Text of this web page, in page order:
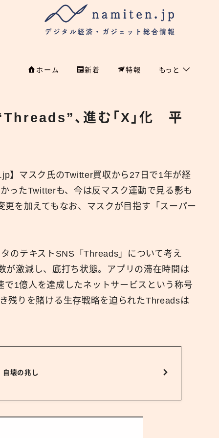
ホーム 新着 特報 もっと
特集
経済
国内
特集 、進む「X」化 平
】マスク氏のTwitter買収から27日で1年が経
ったTwitterも、今は反マスク運動で見る影も
を加えてもなお、マスクが目指す「スーパー
のテキストSNS「Threads」について考え
が激減し、底打ち状態。アプリの滞在時間は
1億人を達成したネットサービスという称号
残りを賭ける生存戦略を迫られたThreadsは
自壊の兆し